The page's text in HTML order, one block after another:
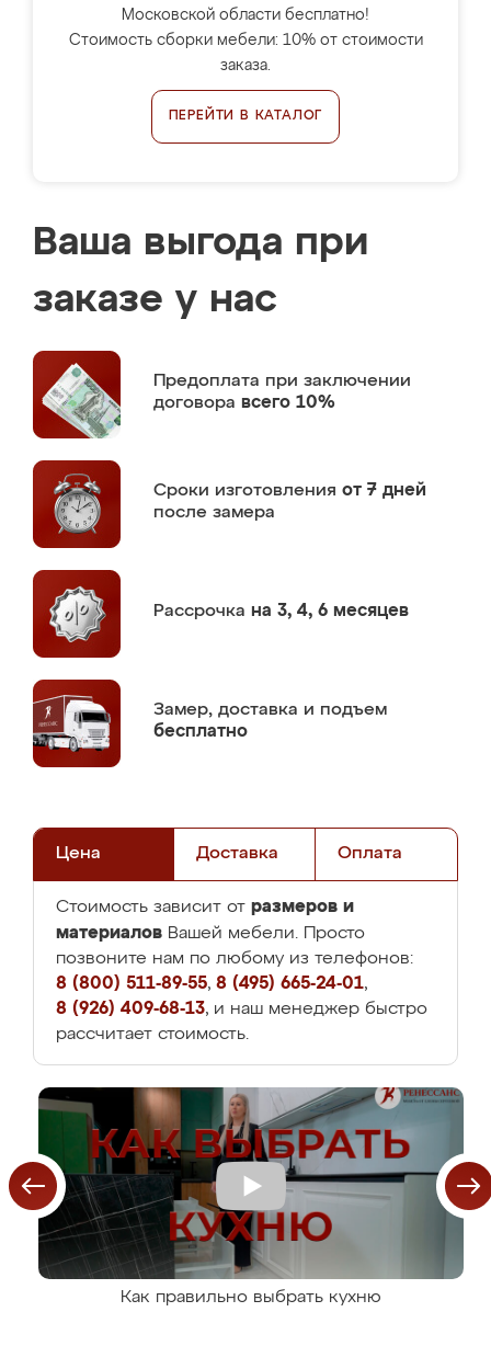
Московской области бесплатно!
Стоимость сборки мебели: 10% от стоимости
заказа.
ПЕРЕЙТИ В КАТАЛОГ
Ваша выгода при
заказе у нас
Предоплата при заключении
договора всего 10%
Сроки изготовления от 7 дней
после замера
Рассрочка на 3, 4, 6 месяцев
Замер, доставка и подъем
бесплатно
Цена Доставка Оплата
Стоимость зависит от размеров и
материалов Вашей мебели. Просто
позвоните нам по любому из телефонов:
8 (800) 511-89-55, 8 (495) 665-24-01,
8 (926) 409-68-13, и наш менеджер быстро
рассчитает стоимость.
Как правильно выбрать кухню